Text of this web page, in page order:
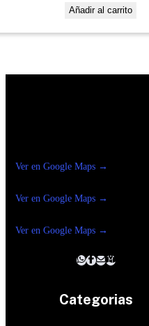
Añadir al carrito
Ver en Google Maps →
Ver en Google Maps →
Ver en Google Maps →
Categorias